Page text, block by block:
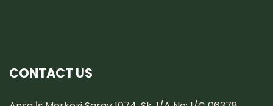
CONTACT US